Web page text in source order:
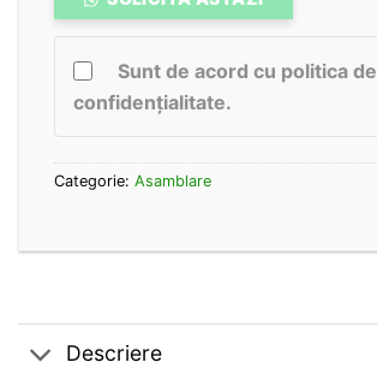
Sunt de acord cu politica de
confidențialitate.
Categorie: Asamblare
Descriere